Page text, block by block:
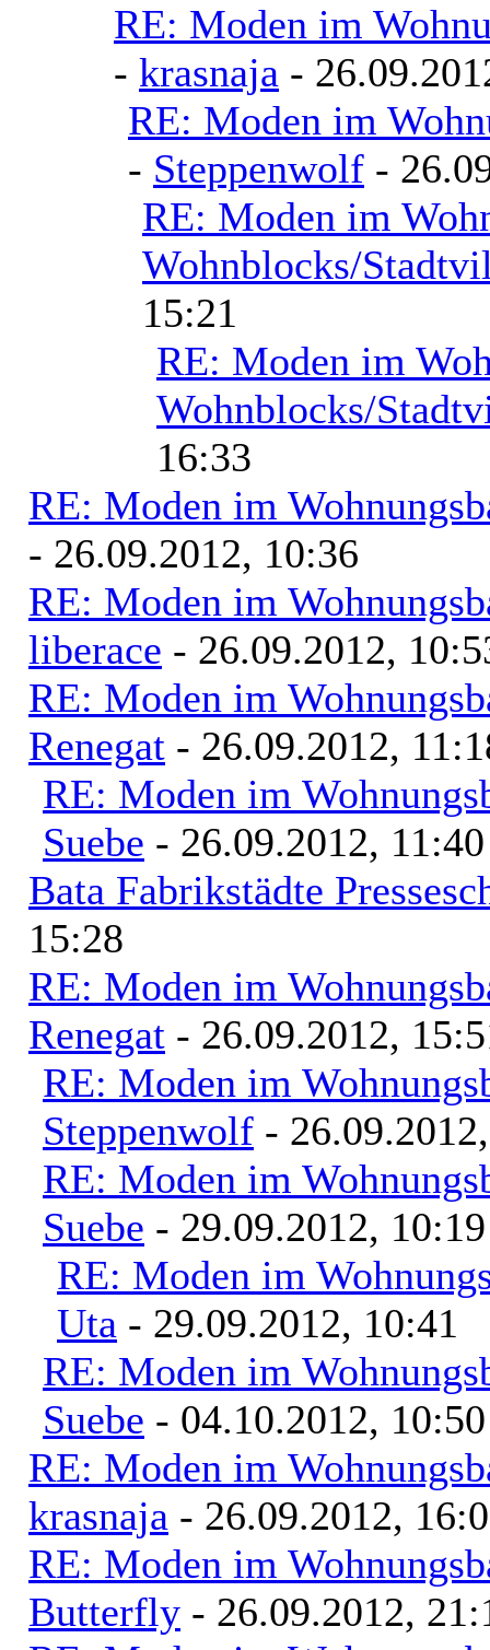
RE: Moden im
- krasnaja -
RE: Moden im
- Steppenwolf -
RE: Moden im
Wohnblocks/
15:21
RE: Moden im
Wohnblocks/
16:33
RE: Moden im
- 26.09.2012, 10:36
RE: Moden im
liberace - 26.09.2012,
RE: Moden im
Renegat - 26.09.2012,
RE: Moden im
Suebe - 26.09.2012, 11:40
Bata Fabrikstädte
15:28
RE: Moden im
Renegat - 26.09.2012,
RE: Moden im
Steppenwolf -
RE: Moden im
Suebe - 29.09.2012, 10:19
RE: Moden im
Uta - 29.09.2012, 10:41
RE: Moden im
Suebe - 04.10.2012, 10:50
RE: Moden im
krasnaja - 26.09.2012,
RE: Moden im
Butterfly - 26.09.2012,